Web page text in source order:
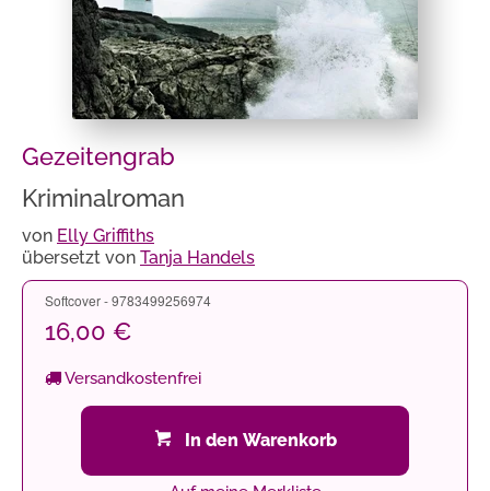
Gezeitengrab
Kriminalroman
von Elly Griffiths
übersetzt von Tanja Handels
Softcover - 9783499256974
16,00 €
Versandkostenfrei
In den Warenkorb